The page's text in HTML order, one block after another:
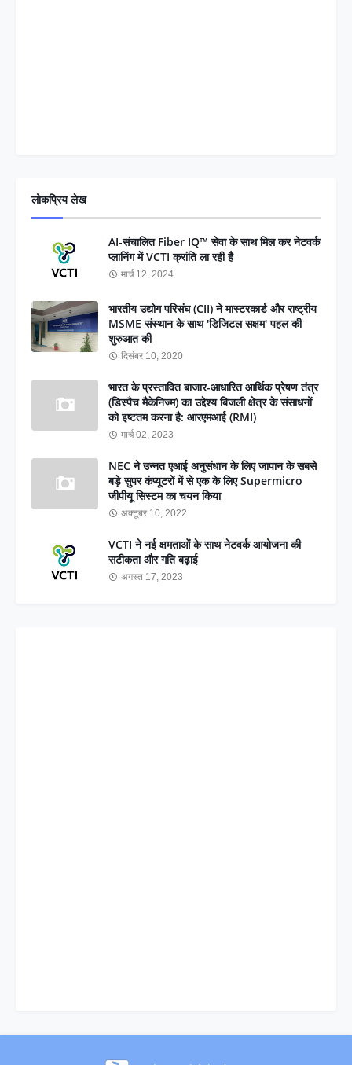
लोकप्रिय लेख
AI-संचालित Fiber IQ™ सेवा के साथ मिल कर नेटवर्क
प्लानिंग में VCTI क्रांति ला रही है
मार्च 12, 2024
भारतीय उद्योग परिसंघ (CII) ने मास्टरकार्ड और राष्ट्रीय
MSME संस्थान के साथ 'डिजिटल सक्षम' पहल की
शुरुआत की
दिसंबर 10, 2020
भारत के प्रस्तावित बाजार-आधारित आर्थिक प्रेषण तंत्र
(डिस्पैच मैकेनिज्म) का उद्देश्य बिजली क्षेत्र के संसाधनों
को इष्टतम करना है: आरएमआई (RMI)
मार्च 02, 2023
NEC ने उन्नत एआई अनुसंधान के लिए जापान के सबसे
बड़े सुपर कंप्यूटरों में से एक के लिए Supermicro
जीपीयू सिस्टम का चयन किया
अक्टूबर 10, 2022
VCTI ने नई क्षमताओं के साथ नेटवर्क आयोजना की
सटीकता और गति बढ़ाई
अगस्त 17, 2023